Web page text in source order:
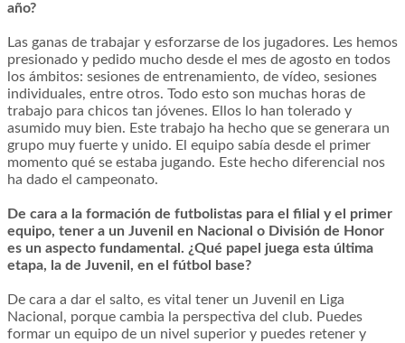
año?
Las ganas de trabajar y esforzarse de los jugadores. Les hemos
presionado y pedido mucho desde el mes de agosto en todos
los ámbitos: sesiones de entrenamiento, de vídeo, sesiones
individuales, entre otros. Todo esto son muchas horas de
trabajo para chicos tan jóvenes. Ellos lo han tolerado y
asumido muy bien. Este trabajo ha hecho que se generara un
grupo muy fuerte y unido. El equipo sabía desde el primer
momento qué se estaba jugando. Este hecho diferencial nos
ha dado el campeonato.
De cara a la formación de futbolistas para el filial y el primer
equipo, tener a un Juvenil en Nacional o División de Honor
es un aspecto fundamental. ¿Qué papel juega esta última
etapa, la de Juvenil, en el fútbol base?
De cara a dar el salto, es vital tener un Juvenil en Liga
Nacional, porque cambia la perspectiva del club. Puedes
formar un equipo de un nivel superior y puedes retener y